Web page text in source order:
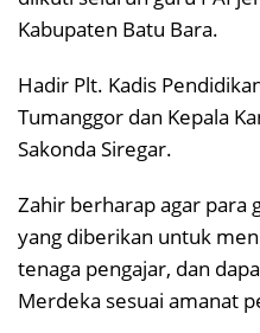
Kabupaten Batu Bara.
Hadir Plt. Kadis
Tumanggor dan Kepala
Sakonda Siregar.
Zahir berharap agar para
yang diberikan untuk
tenaga pengajar, dan
Merdeka sesuai amanat